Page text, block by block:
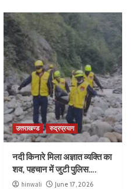
उत्तराखण्ड रुद्रप्रयाग
नदी किनारे मिला अज्ञात व्यक्ति का
शव, पहचान में जुटी पुलिस….
hinwali June 17, 2026